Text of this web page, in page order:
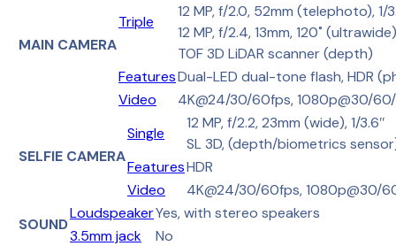
MAIN CAMERA
Triple
12 MP, f/2.0, 52mm (telephoto), 1/
12 MP, f/2.4, 13mm, 120˚
TOF 3D LiDAR scanner (depth)
FeaturesDual-LED dual-tone flash, HDR
Video
4K@24/30/60fps, 1080p@30/
SELFIE CAMERA
Single
12 MP, f/2.2, 23mm (wide), 1/3.6″
SL 3D, (depth/biometrics
FeaturesHDR
Video
4K@24/30/60fps, 1080p@30/
SOUND
LoudspeakerYes, with stereo speakers
3.5mm jack
No